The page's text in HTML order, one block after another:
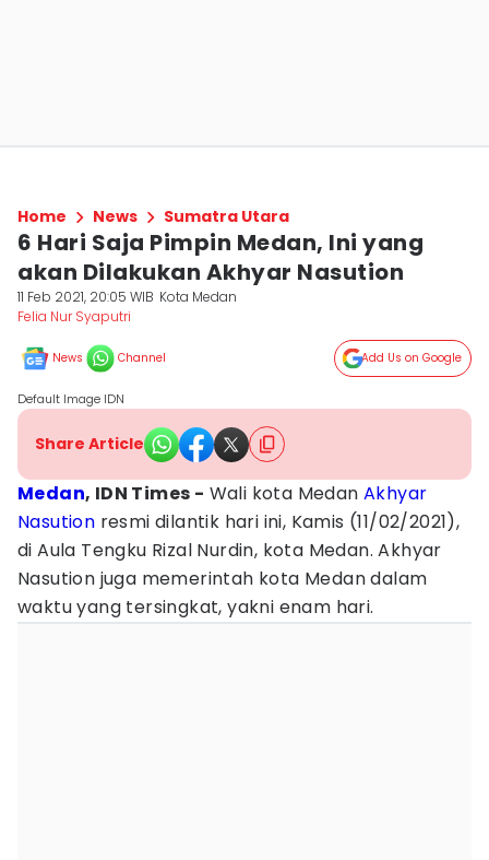
Home News Sumatra Utara
6 Hari Saja Pimpin Medan, Ini yang
akan Dilakukan Akhyar Nasution
11 Feb 2021, 20:05 WIB Kota Medan
Felia Nur Syaputri
News Channel Add Us on Google
Default Image IDN
Share Article
Medan, IDN Times - Wali kota MedanAkhyar
Nasution resmi dilantik hari ini, Kamis (11/02/2021),
di Aula Tengku Rizal Nurdin, kota Medan. Akhyar
Nasution juga memerintah kota Medan dalam
waktu yang tersingkat, yakni enam hari.